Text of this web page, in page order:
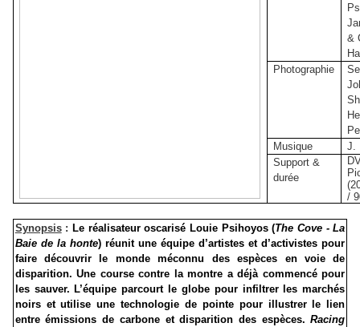
&
Photographie
Musique
J.
Support &
durée
/
Synopsis: Le réalisateur oscarisé Louie Psihoyos (The Cove - La
Baie de la honte) réunit une équipe d’artistes et d’activistes pour
faire découvrir le monde méconnu des espèces en voie de
disparition. Une course contre la montre a déjà commencé pour
les sauver. L’équipe parcourt le globe pour infiltrer les marchés
noirs et utilise une technologie de pointe pour illustrer le lien
entre émissions de carbone et disparition des espèces.Racing